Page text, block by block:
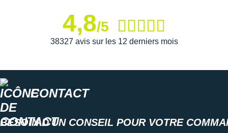
4,8/5
38327 avis sur les 12 derniers mois
CONTACT
BESOIN D'UN CONSEIL POUR VOTRE